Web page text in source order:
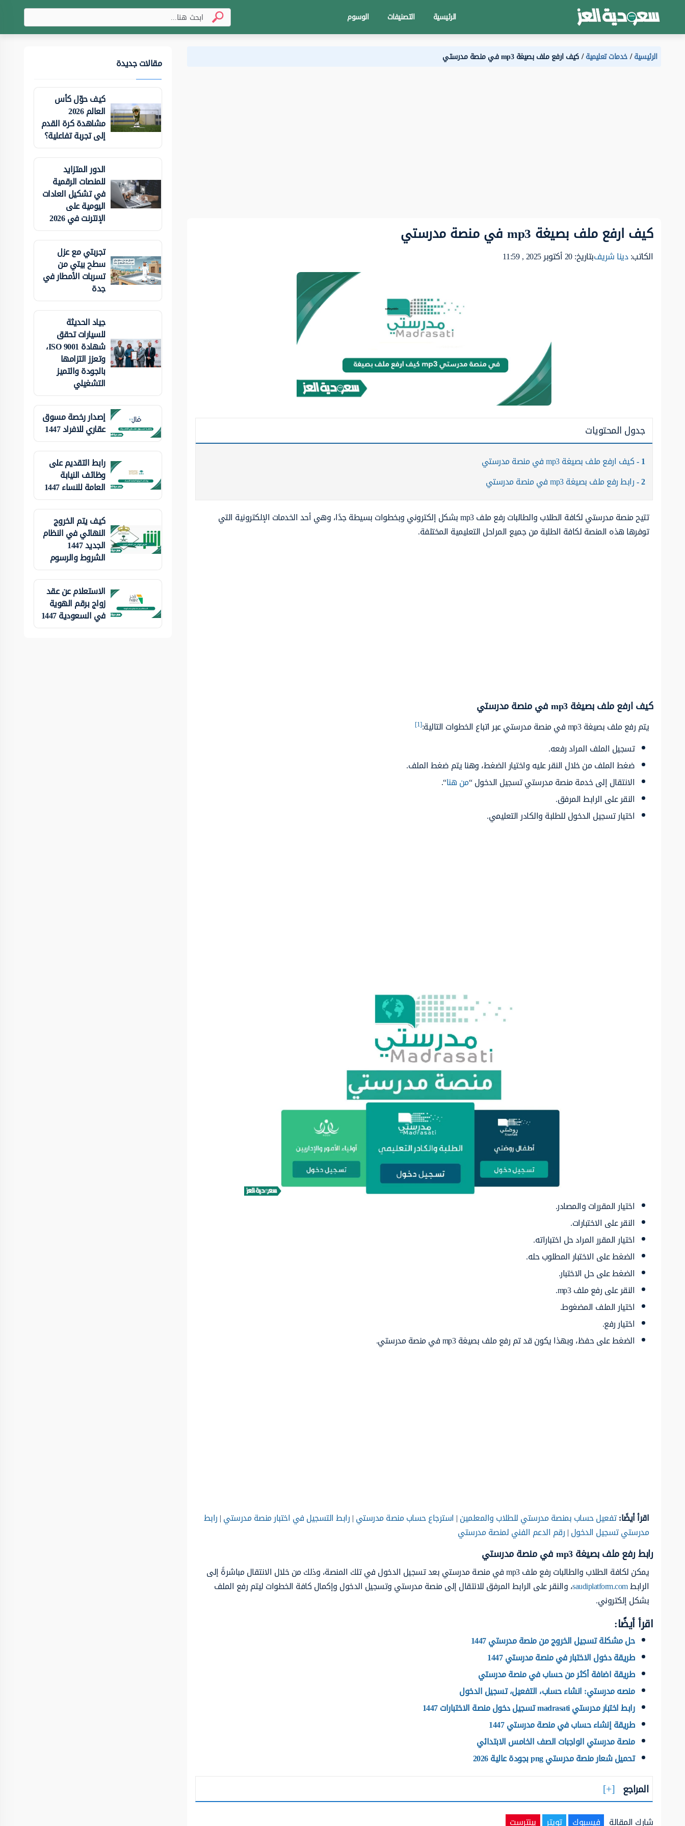
الرئيسية التصنيفات الوسوم
الرئيسية خدمات تعليمية كيف ارفع ملف بصيغة mp3 في منصة مدرستي
كيف ارفع ملف بصيغة mp3 في منصة مدرستي
الكاتب:دينا شريفبتاريخ: 20 أكتوبر 2025 , 11:59
جدول المحتويات
1 كيف ارفع ملف بصيغة mp3 في منصة مدرستي
2 رابط رفع ملف بصيغة mp3 في منصة مدرستي
تتيح منصة مدرستي لكافة الطلاب والطالبات رفع ملف mp3 بشكل إلكتروني وبخطوات بسيطة جدًا، وهي أحد الخدمات الإلكترونية التي
توفرها هذه المنصة لكافة الطلبة من جميع المراحل التعليمية المختلفة.
كيف ارفع ملف بصيغة mp3 في منصة مدرستي
يتم رفع ملف بصيغة mp3 في منصة مدرستي عبر اتباع الخطوات التالية: [1]
تسجيل الملف المراد رفعه.
ضغط الملف من خلال النقر عليه واختيار الضغط، وهنا يتم ضغط الملف.
الانتقال إلى خدمة منصة مدرستي تسجيل الدخول “من هنا“.
النقر على الرابط المرفق.
اختيار تسجيل الدخول للطلبة والكادر التعليمي.
اختيار المقررات والمصادر.
النقر على الاختبارات.
اختيار المقرر المراد حل اختباراته.
الضغط على الاختبار المطلوب حله.
الضغط على حل الاختبار.
النقر على رفع ملف mp3.
اختيار الملف المضغوط.
اختيار رفع.
الضغط على حفظ، وبهذا يكون قد تم رفع ملف بصيغة mp3 في منصة مدرستي.
اقرأ أيضًا:تفعيل حساب بمنصة مدرستي للطلاب والمعلمين| استرجاع حساب منصة مدرستي|رابط التسجيل في اختبار منصة مدرستي|رابط
مدرستي تسجيل الدخول|رقم الدعم الفني لمنصة مدرستي
رابط رفع ملف بصيغة mp3 في منصة مدرستي
يمكن لكافة الطلاب والطالبات رفع ملف mp3 في منصة مدرستي بعد تسجيل الدخول في تلك المنصة، وذلك من خلال الانتقال مباشرةً إلى
الرابطsaudiplatform.com، والنقر على الرابط المرفق للانتقال إلى منصة مدرستي وتسجيل الدخول وإكمال كافة الخطوات ليتم رفع الملف
بشكل إلكتروني.
اقرأ أيضًا:
حل مشكلة تسجيل الخروج من منصة مدرستي 1447
طريقة دخول الاختبار في منصة مدرستي 1447
طريقة اضافة أكثر من حساب في منصة مدرستي
منصه مدرستي: انشاء حساب، التفعيل، تسجيل الدخول
رابط اختبار مدرستي madrasati تسجيل دخول منصة الاختبارات 1447
طريقة إنشاء حساب في منصة مدرستي 1447
منصة مدرستي الواجبات الصف الخامس الابتدائي
تحميل شعار منصة مدرستي png بجودة عالية 2026
المراجع
شارك المقالة فيسبوك تويتر بينترست
مقالات جديدة
كيف حوّل كأس
العالم 2026
مشاهدة كرة القدم
إلى تجربة تفاعلية؟
الدور المتزايد
للمنصات الرقمية
في تشكيل العادات
اليومية على
الإنترنت في 2026
تجربتي مع عزل
سطح بيتي من
تسربات الأمطار في
جدة
جياد الحديثة
للسيارات تحقق
شهادة ISO 9001،
وتعزز التزامها
بالجودة والتميز
التشغيلي
إصدار رخصة مسوق
عقاري للافراد 1447
رابط التقديم على
وظائف النيابة
العامة للنساء 1447
كيف يتم الخروج
النهائي في النظام
الجديد 1447
الشروط والرسوم
الاستعلام عن عقد
زواج برقم الهوية
في السعودية 1447